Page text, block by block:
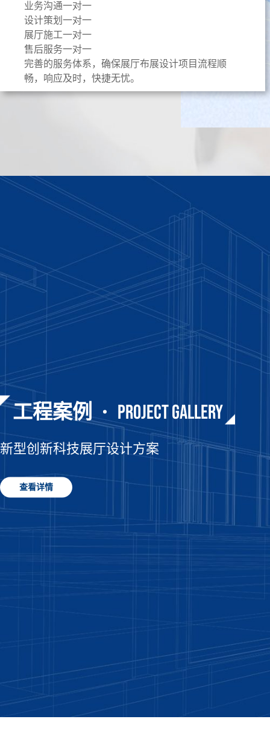
业务沟通一对一
设计策划一对一
展厅施工一对一
售后服务一对一
完善的服务体系，确保展厅布展设计项目流程顺
畅，响应及时，快捷无忧。
工程案例 PROJECT GALLERY
新型创新科技展厅设计方案
查看详情
工程案例 PROJECT GALLERY
企业党建荣誉室设计效果图
查看详情
工程案例 PROJECT GALLERY
医药药材企业展厅设计效果图
查看详情
工程案例 PROJECT GALLERY
专业中式书画展厅设计方案
查看详情
工程案例 PROJECT GALLERY
专业字画艺术展厅布置设计
查看详情
工程案例 PROJECT GALLERY
建设档案馆设计方案
查看详情
工程案例 PROJECT GALLERY
新型创新科技展厅设计方案
查看详情
工程案例 PROJECT GALLERY
企业党建荣誉室设计效果图
查看详情